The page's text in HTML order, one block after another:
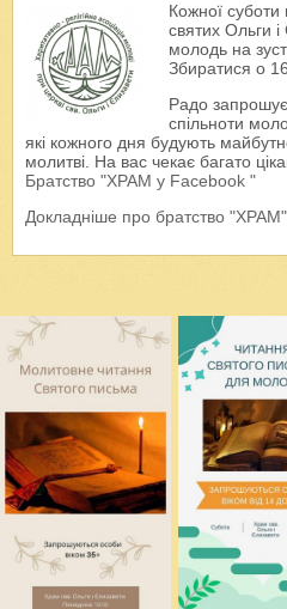
Кожної суботи
святих Ольги
молодь на
Збиратися о
Радо
спільноти
які кожного дня будують
молитві. На вас чекає багато
Братство "ХРАМ у Facebook "
Докладніше про братство "ХРАМ"